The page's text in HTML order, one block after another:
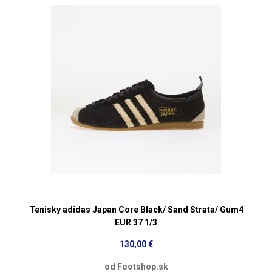
Tenisky adidas Japan Core Black/ Sand Strata/ Gum4
EUR 37 1/3
130,00 €
od Footshop.sk